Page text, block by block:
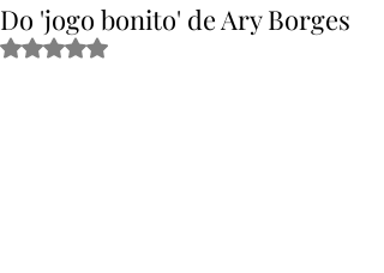
Do 'jogo bonito' de Ary Borges
Obtuvo NaN de 5 estrellas.